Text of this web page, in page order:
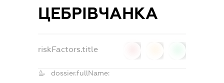
ЦЕБРІВЧАНКА
riskFactors.title
dossier.fullName: